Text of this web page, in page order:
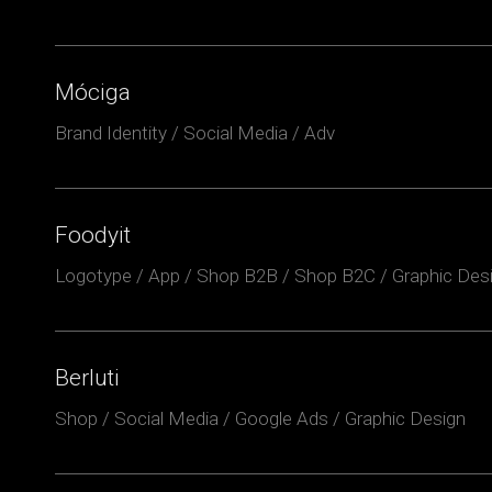
Móciga
Brand Identity / Social Media / Adv
Foodyit
Logotype / App / Shop B2B / Shop B2C / Graphic
Berluti
Shop / Social Media / Google Ads / Graphic Design